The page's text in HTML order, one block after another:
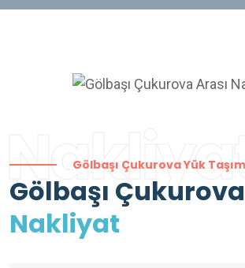
Gölbaşı Çukurova Yük
Gölbaşı Çukurova
Nakliyat